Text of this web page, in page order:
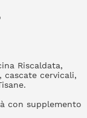
Riscaldata,
cascate cervicali,
con supplemento